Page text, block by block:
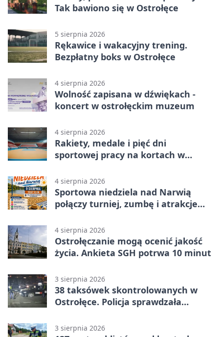
Tak bawiono się w Ostrołęce
5 sierpnia 2026
Rękawice i wakacyjny trening.
Bezpłatny boks w Ostrołęce
4 sierpnia 2026
Wolność zapisana w dźwiękach -
koncert w ostrołęckim muzeum
4 sierpnia 2026
Rakiety, medale i pięć dni
sportowej pracy na kortach w
4 sierpnia 2026
Sportowa niedziela nad Narwią
połączy turniej, zumbę i atrakcje
4 sierpnia 2026
Ostrołęczanie mogą ocenić jakość
życia. Ankieta SGH potrwa 10 minut
3 sierpnia 2026
38 taksówek skontrolowanych w
Ostrołęce. Policja sprawdzała
3 sierpnia 2026